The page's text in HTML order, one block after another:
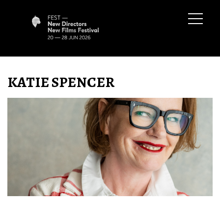
KATIE SPENCER